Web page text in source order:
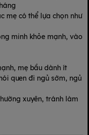
mẹ có thể lựa chọn như
minh khỏe mạnh, vào
mẹ bầu dành ít
quen đi ngủ sớm, ngủ
xuyên, tránh làm